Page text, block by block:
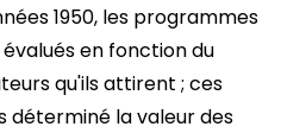
1950, les programmes
en fonction du
qu'ils attirent ; ces
déterminé la valeur des